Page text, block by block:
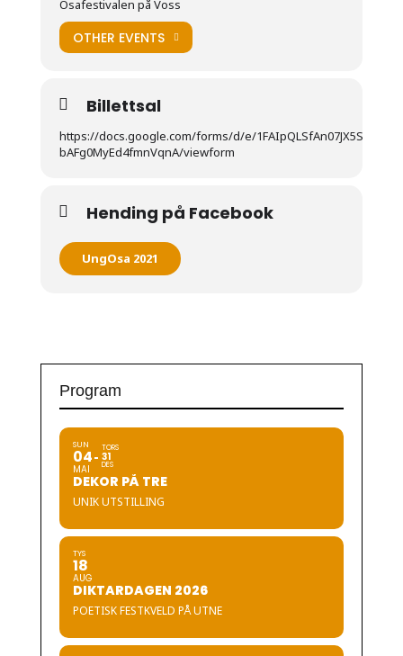
Osafestivalen på Voss
OTHER EVENTS
Billettsal
https://docs.google.com/forms/d/e/
bAFg0MyEd4fmnVqnA/viewform
Hending på Facebook
UngOsa 2021
Program
SUN
04
MAI
TORS
31
DES
DEKOR PÅ TRE
UNIK UTSTILLING
TYS
18
AUG
DIKTARDAGEN 2026
POETISK FESTKVELD PÅ UTNE